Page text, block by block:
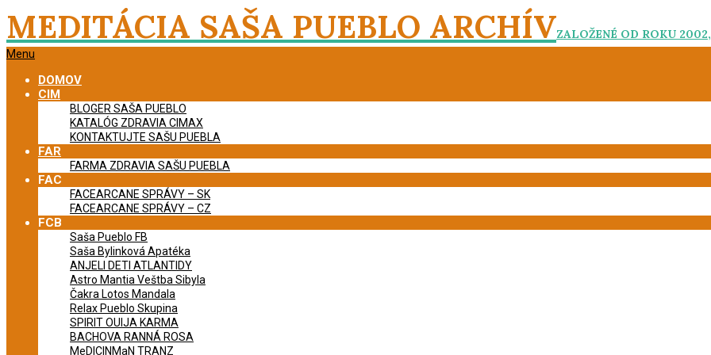
Skip
to
content
MEDITÁCIA SAŠA PUEBLO ARCHÍVZALOŽENÉ OD ROKU
Primary
Menu
Menu
DOMOV
CIM
BLOGER SAŠA PUEBLO
KATALÓG ZDRAVIA CIMAX
KONTAKTUJTE SAŠU PUEBLA
FAR
FARMA ZDRAVIA SAŠU PUEBLA
FAC
FACEARCANE SPRÁVY – SK
FACEARCANE SPRÁVY – CZ
FCB
Saša Pueblo FB
Saša Bylinková Apatéka
ANJELI DETI ATLANTIDY
Astro Mantia Veštba Sibyla
Čakra Lotos Mandala
Relax Pueblo Skupina
SPIRIT OUIJA KARMA
BACHOVA RANNÁ ROSA
MeDICINMaN TRANZ